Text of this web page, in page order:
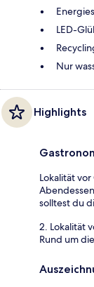
LED-
Nur
Highlights
Lokalität
solltest du
2. Lokalität
Rund um